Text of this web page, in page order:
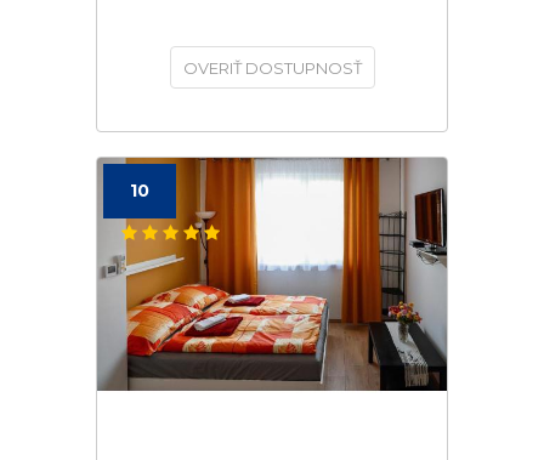
OVERIŤ DOSTUPNOSŤ
10